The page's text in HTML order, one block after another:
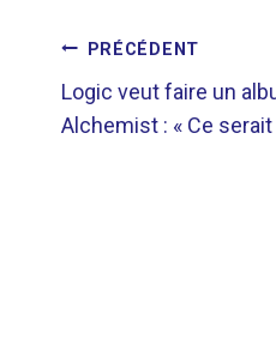
DE
PRÉCÉDENT
Logic veut faire un
Alchemist : « Ce